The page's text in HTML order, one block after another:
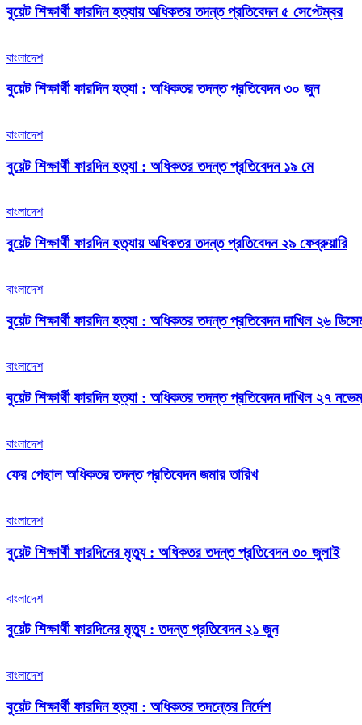
বুয়েট শিক্ষার্থী ফারদিন হত্যায় অধিকতর তদন্ত প্রতিবেদন ৫ সেপ্টেম্বর
বাংলাদেশ
বুয়েট শিক্ষার্থী ফারদিন হত্যা : অধিকতর তদন্ত প্রতিবেদন ৩০ জুন
বাংলাদেশ
বুয়েট শিক্ষার্থী ফারদিন হত্যা : অধিকতর তদন্ত প্রতিবেদন ১৯ মে
বাংলাদেশ
বুয়েট শিক্ষার্থী ফারদিন হত্যায় অধিকতর তদন্ত প্রতিবেদন ২৯ ফেব্রুয়ারি
বাংলাদেশ
বুয়েট শিক্ষার্থী ফারদিন হত্যা : অধিকতর তদন্ত প্রতিবেদন দাখিল ২৬
বাংলাদেশ
বুয়েট শিক্ষার্থী ফারদিন হত্যা : অধিকতর তদন্ত প্রতিবেদন দাখিল ২৭
বাংলাদেশ
ফের পেছাল অধিকতর তদন্ত প্রতিবেদন জমার তারিখ
বাংলাদেশ
বুয়েট শিক্ষার্থী ফারদিনের মৃত্যু : অধিকতর তদন্ত প্রতিবেদন ৩০ জুলাই
বাংলাদেশ
বুয়েট শিক্ষার্থী ফারদিনের মৃত্যু : তদন্ত প্রতিবেদন ২১ জুন
বাংলাদেশ
বুয়েট শিক্ষার্থী ফারদিন হত্যা : অধিকতর তদন্তের নির্দেশ